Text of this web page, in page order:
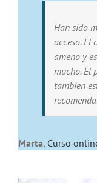
Han sido
acceso. El
ameno y
mucho. El
tambien
Marta, Curso